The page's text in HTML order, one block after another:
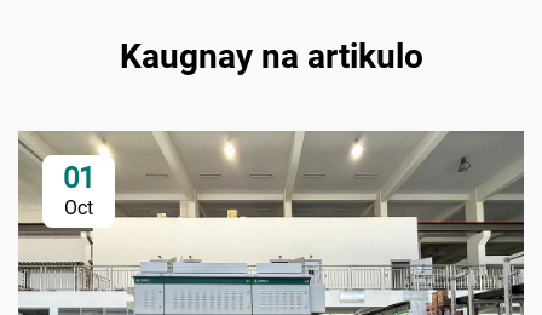
Kaugnay na artikulo
01
Oct